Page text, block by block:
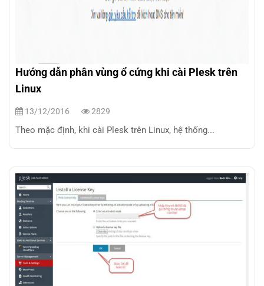
Hướng dẫn phân vùng ổ cứng khi cài Plesk trên
Linux
13/12/2016 2829
Theo mặc định, khi cài Plesk trên Linux, hệ thống...